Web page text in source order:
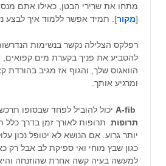
מתחו את שרירי הבטן, כאילו אתם
[מקור]. תמיד אפשר ללמוד איך לבצע
רפלקס הצלילה נקשר בנשימות
להטביע את פניך בקערת מים
הוואגוס שלך, והגוף אז מגיב בהורדת
ומרגיע אותך.
A-fib יכול להוביל לפחד שבסופו
תרופות . תרופות לאורך זמן בדרך כלל
יותר גרוע. אם הנושא לא יטופל נכון
כגון שבץ מוחי ואי ספיקת לב אבל רק
למעשה בעיה קשה אחרת שהוזנחה